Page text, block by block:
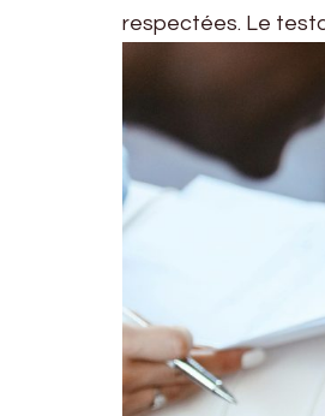
respectées. Le